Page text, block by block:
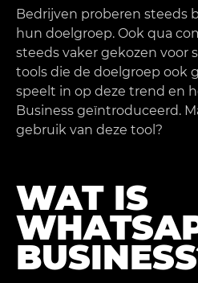
Bedrijven proberen steeds
hun doelgroep. Ook qua
steeds vaker gekozen voor
tools die de doelgroep ook
speelt in op deze trend en
Business geïntroduceerd.
gebruik van deze tool?
WAT IS